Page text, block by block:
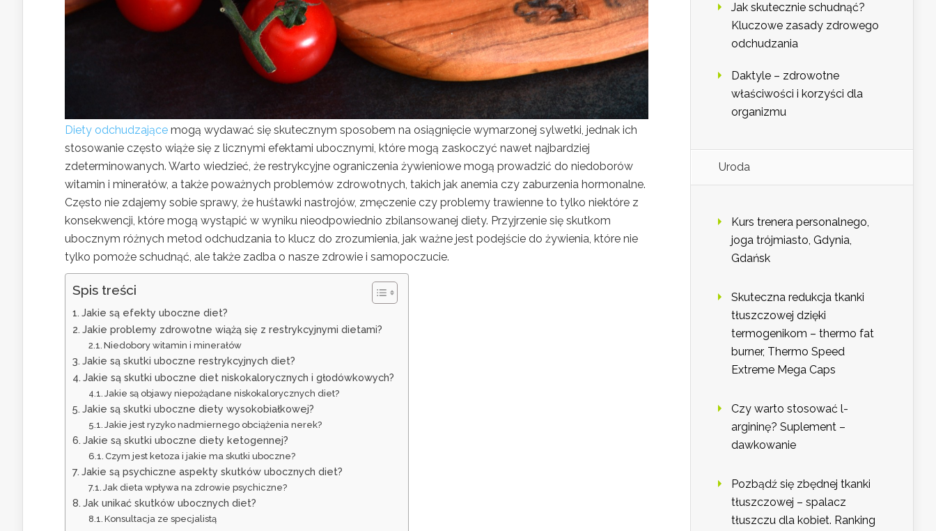
Diety odchudzające mogą wydawać się skutecznym sposobem na osiągnięcie wymarzonej sylwetki, jednak ich
stosowanie często wiąże się z licznymi efektami ubocznymi, które mogą zaskoczyć nawet najbardziej
zdeterminowanych. Warto wiedzieć, że restrykcyjne ograniczenia żywieniowe mogą prowadzić do niedoborów
witamin i minerałów, a także poważnych problemów zdrowotnych, takich jak anemia czy zaburzenia hormonalne.
Często nie zdajemy sobie sprawy, że huśtawki nastrojów, zmęczenie czy problemy trawienne to tylko niektóre z
konsekwencji, które mogą wystąpić w wyniku nieodpowiednio zbilansowanej diety. Przyjrzenie się skutkom
ubocznym różnych metod odchudzania to klucz do zrozumienia, jak ważne jest podejście do żywienia, które nie
tylko pomoże schudnąć, ale także zadba o nasze zdrowie i samopoczucie.
Spis treści
Jakie są efekty uboczne diet?
Jakie problemy zdrowotne wiążą się z restrykcyjnymi dietami?
Niedobory witamin i minerałów
Jakie są skutki uboczne restrykcyjnych diet?
Jakie są skutki uboczne diet niskokalorycznych i głodówkowych?
Jakie są objawy niepożądane niskokalorycznych diet?
Jakie są skutki uboczne diety wysokobiałkowej?
Jakie jest ryzyko nadmiernego obciążenia nerek?
Jakie są skutki uboczne diety ketogennej?
Czym jest ketoza i jakie ma skutki uboczne?
Jakie są psychiczne aspekty skutków ubocznych diet?
Jak dieta wpływa na zdrowie psychiczne?
Jak unikać skutków ubocznych diet?
Konsultacja ze specjalistą
Jak skutecznie schudnąć?
Kluczowe zasady zdrowego
odchudzania
Daktyle – zdrowotne
właściwości i korzyści dla
organizmu
Uroda
Kurs trenera personalnego,
joga trójmiasto, Gdynia,
Gdańsk
Skuteczna redukcja tkanki
tłuszczowej dzięki
termogenikom – thermo fat
burner, Thermo Speed
Extreme Mega Caps
Czy warto stosować l-
argininę? Suplement –
dawkowanie
Pozbądź się zbędnej tkanki
tłuszczowej – spalacz
tłuszczu dla kobiet. Ranking